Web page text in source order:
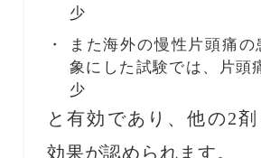
少
また海外の慢性片頭痛の
象にした試験では、片頭
少
と有効であり、他の2
効果が認められます。